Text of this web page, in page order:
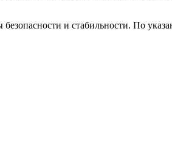
и стабильности. По